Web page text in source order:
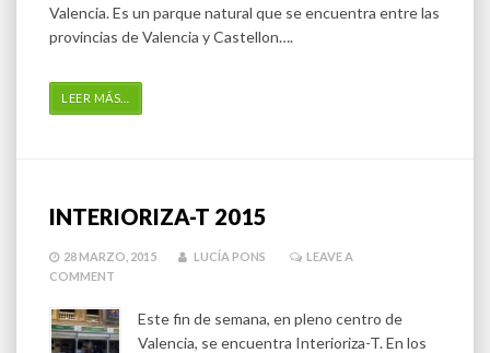
Valencia. Es un parque natural que se encuentra entre las
provincias de Valencia y Castellon….
LEER MÁS
INTERIORIZA-T 2015
28 MARZO, 2015 LUCÍA PONS
LEAVE A
COMMENT
Este fin de semana, en pleno centro de
Valencia, se encuentra Interioriza-T. En los